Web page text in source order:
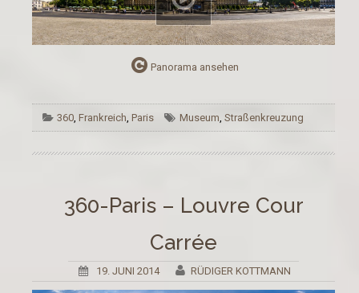
Panorama ansehen
360, Frankreich,Paris Museum, Straßenkreuzung
360-Paris – Louvre Cour
Carrée
19. JUNI 2014 RÜDIGER KOTTMANN